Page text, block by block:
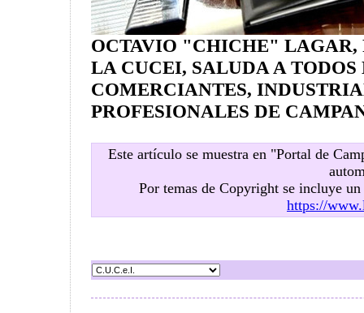
OCTAVIO "CHICHE" LAGAR,
LA CUCEI, SALUDA A TODOS
COMERCIANTES,
PROFESIONALES DE
Este artículo se muestra en "Portal de
Por temas de Copyright se incluye un
https://